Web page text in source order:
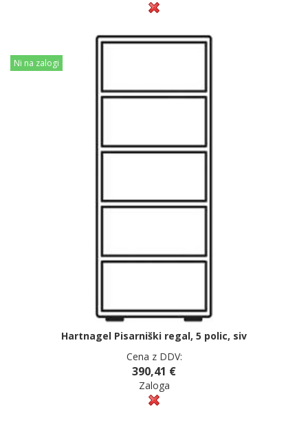
Ni na zalogi
Hartnagel Pisarniški regal, 5 polic, siv
Cena z DDV:
390,41 €
Zaloga